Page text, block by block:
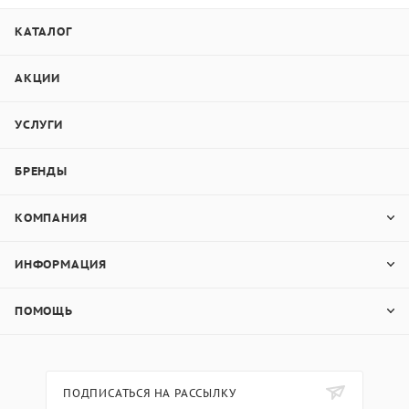
КАТАЛОГ
АКЦИИ
УСЛУГИ
БРЕНДЫ
КОМПАНИЯ
ИНФОРМАЦИЯ
ПОМОЩЬ
ПОДПИСАТЬСЯ НА РАССЫЛКУ